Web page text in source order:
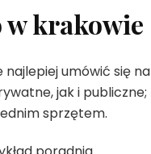
w krakowie
umówić się na
jak i publiczne;
sprzętem.